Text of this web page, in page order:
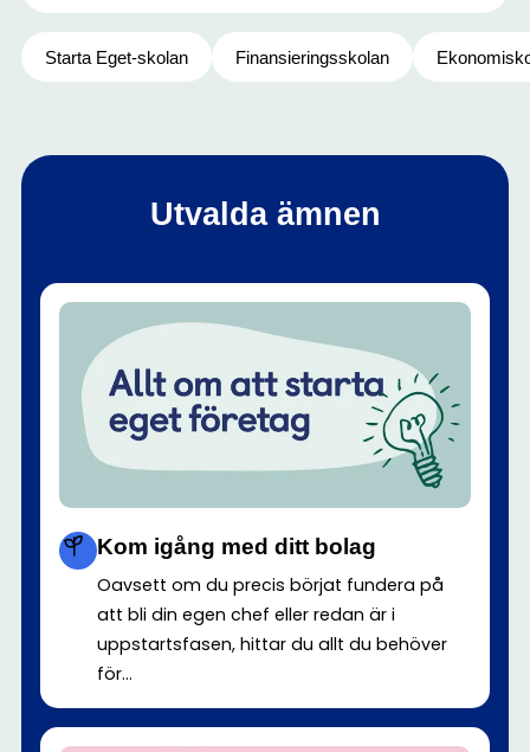
Starta Eget-skolan Finansieringsskolan
Utvalda ämnen
Kom igång med ditt bolag
Oavsett om du precis börjat fundera på
att bli din egen chef eller redan är i
uppstartsfasen, hittar du allt du behöver
för...